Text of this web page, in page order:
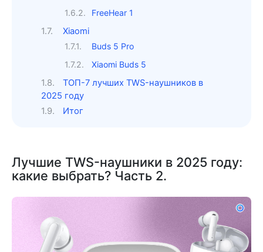
FreeHear 1
Xiaomi
Buds 5 Pro
Xiaomi Buds 5
ТОП-7 лучших TWS-наушников в
2025 году
Итог
Лучшие TWS-наушники в 2025 году:
какие выбрать? Часть 2.